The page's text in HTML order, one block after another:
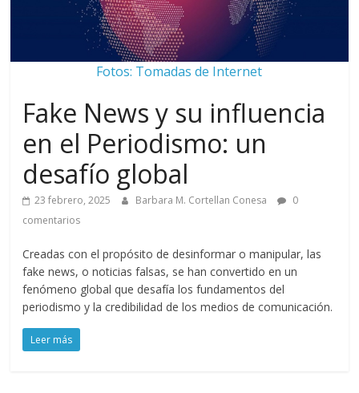
Fotos: Tomadas de Internet
Fake News y su influencia
en el Periodismo: un
desafío global
23 febrero, 2025 Barbara M. Cortellan Conesa
0
comentarios
Creadas con el propósito de desinformar o manipular, las
fake news, o noticias falsas, se han convertido en un
fenómeno global que desafía los fundamentos del
periodismo y la credibilidad de los medios de comunicación.
Leer más